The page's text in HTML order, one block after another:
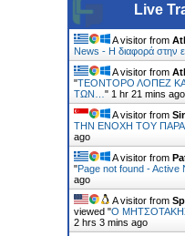
Live
A visitor from
News - Η διαφορά στην
A visitor from
"ΤΕΟΝΤΟΡΟ ΛΟΠΕΖ
ΤΩΝ… " 1 hr 21 mins ago
A visitor from
ΤΗΝ ΕΝΟΧH ΤΟΥ
ago
A visitor from
"Page not found - Active
ago
A visitor from
viewed "Ο
2 hrs 3 mins ago